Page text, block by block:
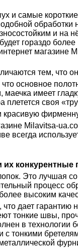
и самые
обработки
и на
гораздо
магазине
тем, что
основное
имеет
своя
красивую
Milavitsa-
всегда
их конкурентные
Это лучшая
процесс
высоким
дает гарантию
тонкие швы,
в технологии
тонкими